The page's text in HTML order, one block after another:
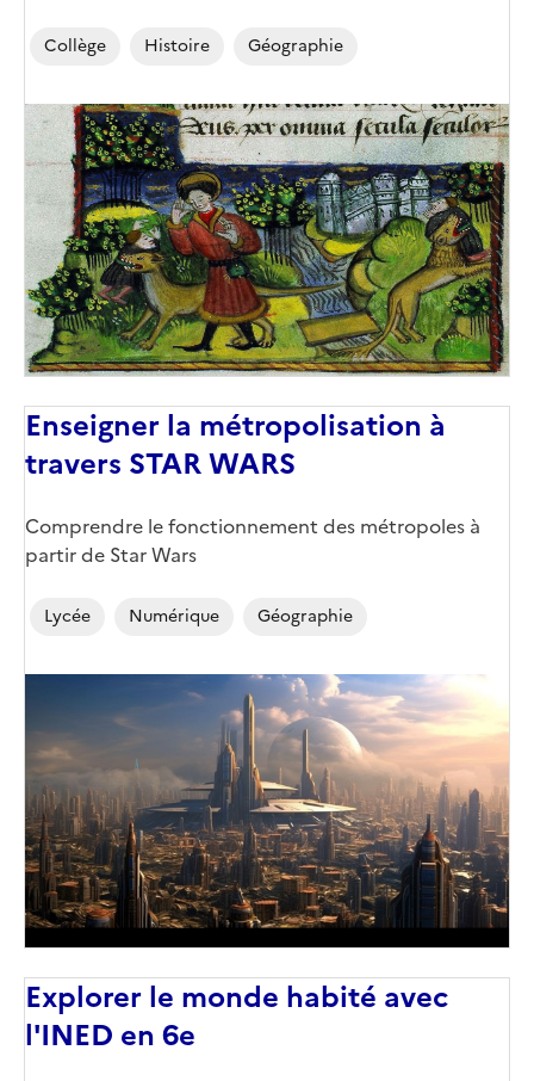
Collège Histoire Géographie
Image
de
couverture
(conseillée)
Enseigner la métropolisation à
travers STAR WARS
Corps
Comprendre le fonctionnement des métropoles à
partir de Star Wars
Lycée Numérique Géographie
couverture
(conseillée)
Explorer le monde habité avec
l'INED en 6e